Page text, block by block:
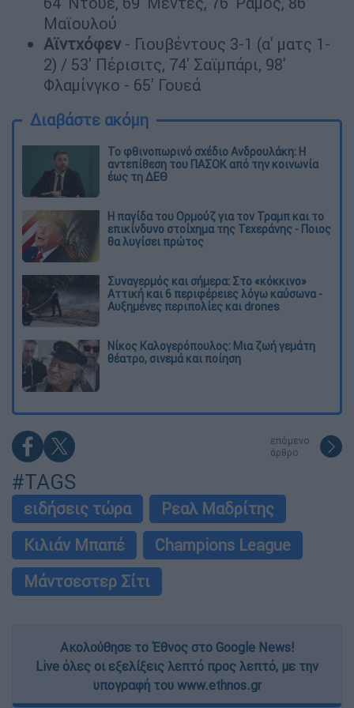
Μαϊουλού
Αϊντχόφεν - Γιουβέντους 3-1 (α' ματς 1-
2) / 53' Πέρισιτς, 74' Σαϊμπάρι, 98'
Φλαμίνγκο - 65' Γουεά
Διαβάστε ακόμη
Το φθινοπωρινό σχέδιο Ανδρουλάκη: Η
αντεπίθεση του ΠΑΣΟΚ από την κοινωνία
έως τη ΔΕΘ
Η παγίδα του Ορμούζ για τον Τραμπ και το
επικίνδυνο στοίχημα της Τεχεράνης - Ποιος
θα λυγίσει πρώτος
Συναγερμός και σήμερα: Στο «κόκκινο»
Αττική και 6 περιφέρειες λόγω καύσωνα -
Αυξημένες περιπολίες και drones
Νίκος Καλογερόπουλος: Μια ζωή γεμάτη
θέατρο, σινεμά και ποίηση
επόμενο
άρθρο
#TAGS
ειδήσεις τώρα
Ρεαλ Μαδρίτης
Κιλιάν Μπαπέ
Champions League
Μάντσεστερ Σίτι
Ακολούθησε το Έθνος στο Google News!
Live όλες οι εξελίξεις λεπτό προς λεπτό, με την
υπογραφή του www.ethnos.gr